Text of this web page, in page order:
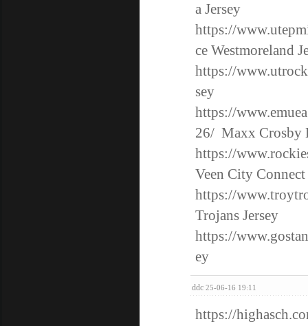
a Jersey
https://
ce Westmoreland
https://
sey
https://
26/Maxx Crosby
https://
Veen City Connect
https://
Trojans Jersey
https://
ey
ddc 25-06-16 19:11
https://